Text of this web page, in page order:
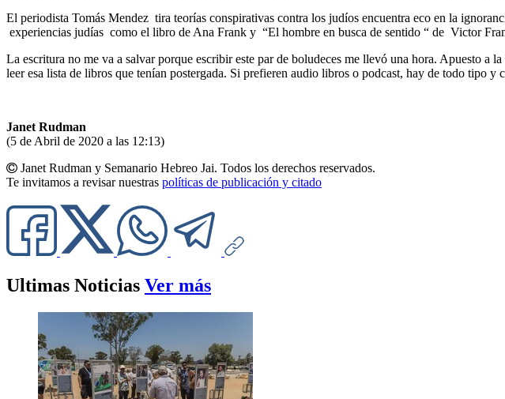
El periodista Tomás Mendez tira teorías conspirativas contra los judíos encuentra eco en la
experiencias judías como el libro de Ana Frank y “El hombre en busca de sentido “ de Victor
La escritura no me va a salvar porque escribir este par de boludeces me llevó una hora. Apuesto
leer esa lista de libros que tenían postergada. Si prefieren audio libros o podcast, hay de todo tipo
Janet Rudman
(5 de Abril de 2020 a las 12:13)
Janet Rudman y Semanario Hebreo Jai. Todos los derechos reservados.
Te invitamos a revisar nuestras políticas de publicación y citado
Ultimas Noticias Ver más